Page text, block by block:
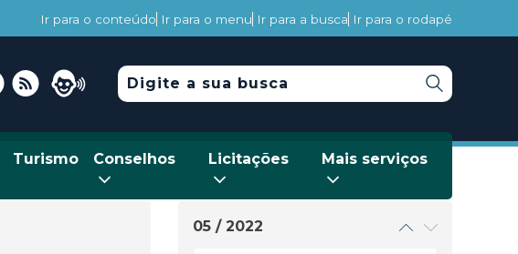
Ir para o conteúdo Ir para o menu Ir para a busca Ir para o rodapé
Turismo Conselhos Licitações Mais serviços
05 / 2022